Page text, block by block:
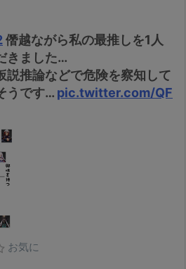
僭越ながら私の最推しを1人
きました…
説推論などで危険を察知して
うです… pic.twitter.com/QF
お気に